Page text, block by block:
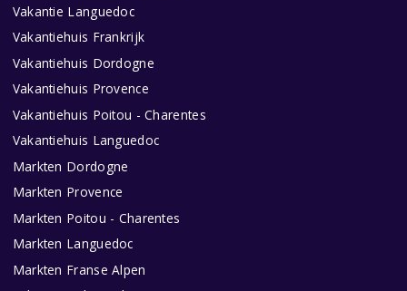
Vakantie Languedoc
Vakantiehuis Frankrijk
Vakantiehuis Dordogne
Vakantiehuis Provence
Vakantiehuis Poitou - Charentes
Vakantiehuis Languedoc
Markten Dordogne
Markten Provence
Markten Poitou - Charentes
Markten Languedoc
Markten Franse Alpen